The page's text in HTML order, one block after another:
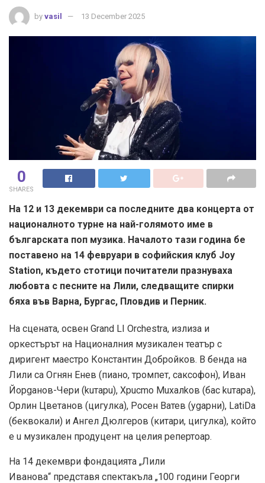
by vasil 13 December 2025
0
SHARES
На 12 и 13 декември са последните два концерта от
националното турне на най-голямото име в
българската поп музика. Началото тази година бе
поставено на 14 февруари в софийския клуб Joy
Station, където стотици почитатели празнуваха
любовта с песните на Лили, следващите спирки
бяха във Варна, Бургас, Пловдив и Перник.
На сцената, освен Grand LI Orchestra, излиза и
оркестърът на Националния музикален театър с
диригент маестро Константин Добройков. В бенда на
Лили са Огнян Енев (пиано, тромпет, саксофон), Иван
Йорgанов-Чери (kuтapu), Xpucmo Мuxaлkoв (бас kuтарa),
Орлин Цветанов (цигулка), Росен Ватев (уgаpни), LatiDa
(беквокали) и Ангел Дюлгеров (китари, цигулка), който
e u музикален продуцент на целия репертоар.
На 14 декември фондацията „Лили
Иванова“ представя спектакъла „100 години Георги